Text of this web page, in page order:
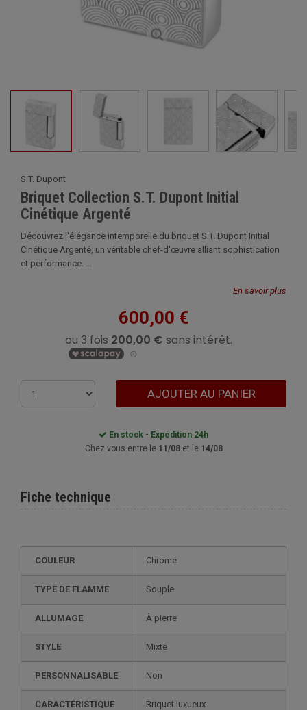
S.T. Dupont
Briquet Collection S.T. Dupont Initial
Cinétique Argenté
Découvrez l'élégance intemporelle du briquet S.T. Dupont Initial
Cinétique Argenté, un véritable chef-d'œuvre alliant sophistication
et performance. ...
En savoir plus
600,00 €
AJOUTER AU PANIER
En stock - Expédition 24h
Chez vous entre le 11/08et le 14/08
Fiche technique
COULEUR Chromé
TYPE DE FLAMME Souple
ALLUMAGE À pierre
STYLE mixte
PERSONNALISABLE non
CARACTÉRISTIQUE briquet luxueux